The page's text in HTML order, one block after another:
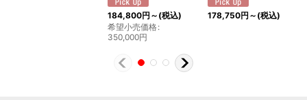
184,800円 ～ (税込)
希望小売価格:
350,000円
178,750円 ～ (税込)